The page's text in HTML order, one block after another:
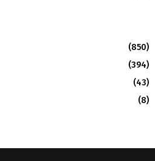
(850)
(394)
(43)
(8)